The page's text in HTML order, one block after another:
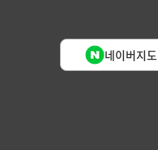
네이버지도